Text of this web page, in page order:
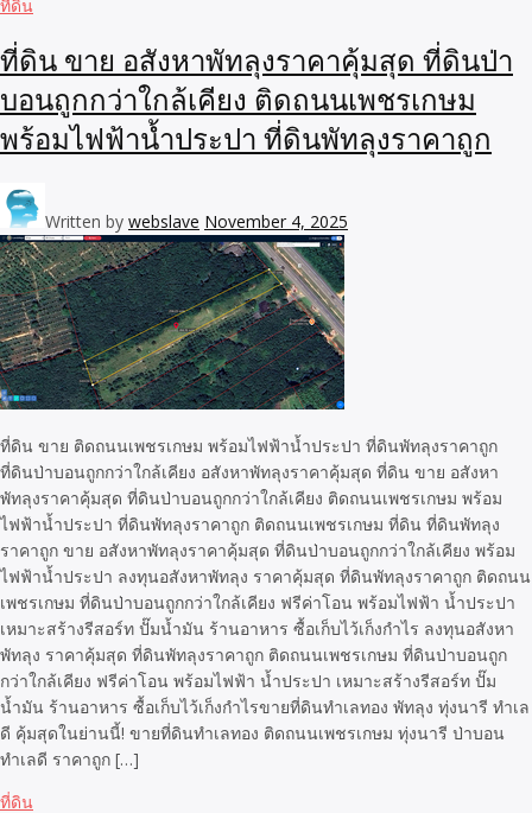
ที่ดิน
ที่ดิน ขาย อสังหาพัทลุงราคาคุ้มสุด ที่ดินป่า
บอนถูกกว่าใกล้เคียง ติดถนนเพชรเกษม
พร้อมไฟฟ้าน้ำประปา ที่ดินพัทลุงราคาถูก
Written by webslave November 4, 2025
ที่ดิน ขาย ติดถนนเพชรเกษม พร้อมไฟฟ้าน้ำประปา ที่ดินพัทลุงราคาถูก
ที่ดินป่าบอนถูกกว่าใกล้เคียง อสังหาพัทลุงราคาคุ้มสุด ที่ดิน ขาย อสังหา
พัทลุงราคาคุ้มสุด ที่ดินป่าบอนถูกกว่าใกล้เคียง ติดถนนเพชรเกษม พร้อม
ไฟฟ้าน้ำประปา ที่ดินพัทลุงราคาถูก ติดถนนเพชรเกษม ที่ดิน ที่ดินพัทลุง
ราคาถูก ขาย อสังหาพัทลุงราคาคุ้มสุด ที่ดินป่าบอนถูกกว่าใกล้เคียง พร้อม
ไฟฟ้าน้ำประปา ลงทุนอสังหาพัทลุง ราคาคุ้มสุด ที่ดินพัทลุงราคาถูก ติดถนน
เพชรเกษม ที่ดินป่าบอนถูกกว่าใกล้เคียง ฟรีค่าโอน พร้อมไฟฟ้า น้ำประปา
เหมาะสร้างรีสอร์ท ปั๊มน้ำมัน ร้านอาหาร ซื้อเก็บไว้เก็งกำไร ลงทุนอสังหา
พัทลุง ราคาคุ้มสุด ที่ดินพัทลุงราคาถูก ติดถนนเพชรเกษม ที่ดินป่าบอนถูก
กว่าใกล้เคียง ฟรีค่าโอน พร้อมไฟฟ้า น้ำประปา เหมาะสร้างรีสอร์ท ปั๊ม
น้ำมัน ร้านอาหาร ซื้อเก็บไว้เก็งกำไรขายที่ดินทำเลทอง พัทลุง ทุ่งนารี ทำเล
ดี คุ้มสุดในย่านนี้! ขายที่ดินทำเลทอง ติดถนนเพชรเกษม ทุ่งนารี ป่าบอน
ทำเลดี ราคาถูก […]
ที่ดิน